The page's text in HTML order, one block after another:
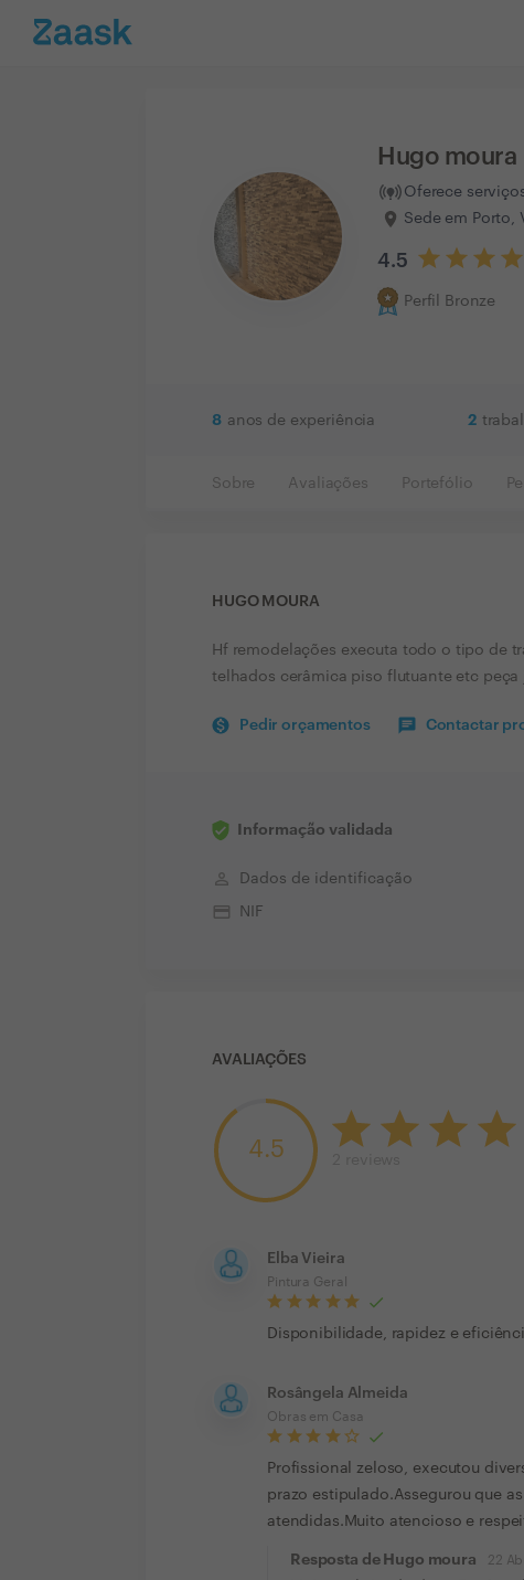
Hugo moura
Oferece
Sede em Porto,
4.5
Perfil Bronze
8 anos de experiência 2
Sobre Avaliações Portefólio
HUGO MOURA
Hf remodelações executa todo o tipo de
telhados cerâmica piso flutuante etc peça
Pedir orçamentos Contactar
Informação validada
perm_identity Dados de identificação
credit_card NIF
AVALIAÇÕES
4.5
Elba Vieira
Pintura Geral
Disponibilidade, rapidez e
Rosângela Almeida
Obras em Casa
Profissional zeloso, executou
prazo estipulado.Assegurou que
atendidas.Muito atencioso e
Resposta de Hugo moura 22